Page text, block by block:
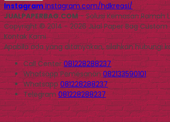
Instagram instagram.com/hdkreasi/
JUALPAPERBAG.COM- Solusi Kemasan Ramah
Copyright © 2014 - 2026 Jual Paper Bag Custom
Kontak Kami
Apabila ada yang ditanyakan, silahkan hubungi
Call Center081228288237
WhatsappPemesanan 082133590101
Whatsapp081228288237
Telegram081228288237